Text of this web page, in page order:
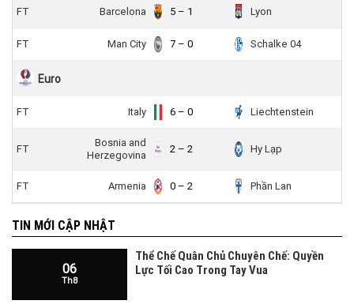
FT Barcelona 5 – 1 Lyon
FT Man City 7 – 0 Schalke 04
Euro
FT Italy 6 – 0 Liechtenstein
FT
Bosnia and
Herzegovina
2 – 2 Hy Lạp
FT Armenia 0 – 2 Phần Lan
TIN MỚI CẬP NHẬT
06
Th8
Thể Chế Quân Chủ Chuyên Chế: Quyền
Lực Tối Cao Trong Tay Vua